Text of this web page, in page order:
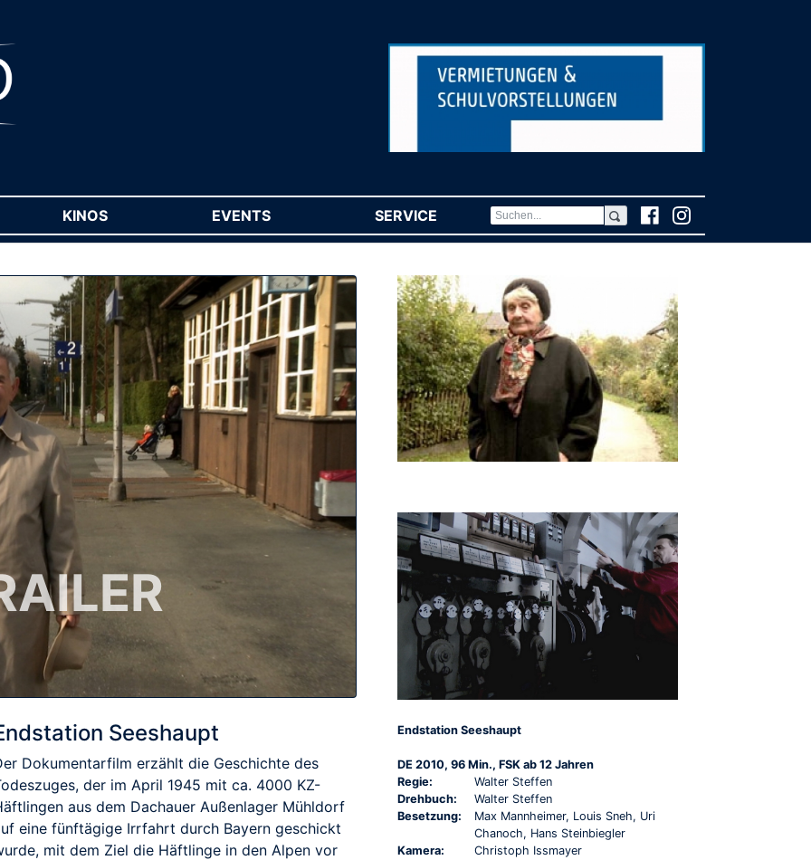
KINOS EVENTS SERVICE (CURRENT)
Seeshaupt
Dokumentarfilm erzählt die Geschichte des
der im April 1945 mit ca. 4000 KZ-
aus dem Dachauer Außenlager Mühldorf
eine fünftägige Irrfahrt durch Bayern geschickt
mit dem Ziel die Häftlinge in den Alpen vor
Endstation Seeshaupt
DE 2010, 96 Min., FSK ab 12 Jahren
Regie:
Walter Steffen
Drehbuch:
Walter Steffen
Besetzung:
Max Mannheimer, Louis Sneh, Uri
Chanoch, Hans Steinbiegler
Kamera:
Christoph Issmayer